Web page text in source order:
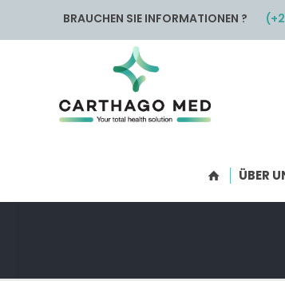
BRAUCHEN SIE INFORMATIONEN ?
ÜBER